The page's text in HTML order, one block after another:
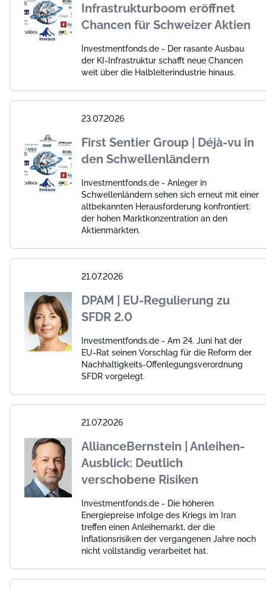
Infrastrukturboom eröffnet
Chancen für Schweizer Aktien
Investmentfonds.de - Der rasante Ausbau
der KI-Infrastruktur schafft neue Chancen
weit über die Halbleiterindustrie hinaus.
23.07.2026
First Sentier Group | Déjà-vu in
den Schwellenländern
Investmentfonds.de - Anleger in
Schwellenländern sehen sich erneut mit einer
altbekannten Herausforderung konfrontiert:
der hohen Marktkonzentration an den
Aktienmärkten.
21.07.2026
DPAM | EU-Regulierung zu
SFDR 2.0
Investmentfonds.de - Am 24. Juni hat der
EU-Rat seinen Vorschlag für die Reform der
Nachhaltigkeits-Offenlegungsverordnung
SFDR vorgelegt.
21.07.2026
AllianceBernstein | Anleihen-
Ausblick: Deutlich
verschobene Risiken
Investmentfonds.de - Die höheren
Energiepreise infolge des Kriegs im Iran
treffen einen Anleihemarkt, der die
Inflationsrisiken der vergangenen Jahre noch
nicht vollständig verarbeitet hat.